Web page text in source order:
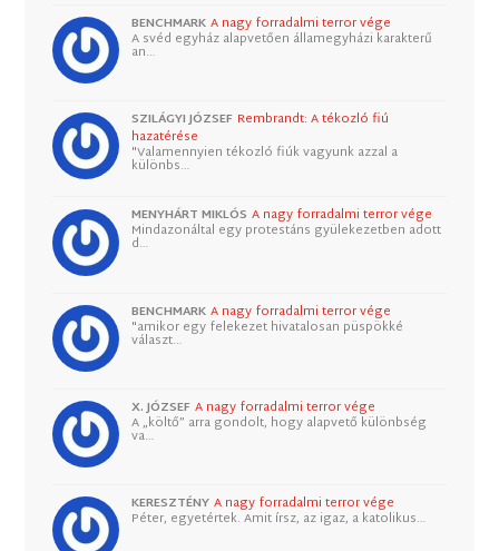
BENCHMARK A nagy forradalmi terror vége
A svéd egyház alapvetően államegyházi karakterű
an…
SZILÁGYI JÓZSEF Rembrandt: A tékozló fiú
hazatérése
"Valamennyien tékozló fiúk vagyunk azzal a
különbs…
MENYHÁRT MIKLÓS A nagy forradalmi terror vége
Mindazonáltal egy protestáns gyülekezetben adott
d…
BENCHMARK A nagy forradalmi terror vége
"amikor egy felekezet hivatalosan püspökké
választ…
X. JÓZSEF A nagy forradalmi terror vége
A „költő” arra gondolt, hogy alapvető különbség
va…
KERESZTÉNY A nagy forradalmi terror vége
Péter, egyetértek. Amit írsz, az igaz, a katolikus…